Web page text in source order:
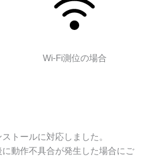
Wi-Fi測位の場合
トールに対応しました。
動作不具合が発生した場合にご